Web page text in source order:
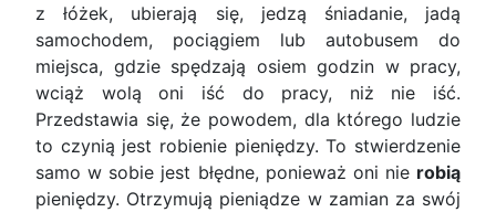
z łóżek, ubierają się, jedzą śniadanie, jadą
samochodem, pociągiem lub autobusem do
miejsca, gdzie spędzają osiem godzin w pracy,
wciąż wolą oni iść do pracy, niż nie iść.
Przedstawia się, że powodem, dla którego ludzie
to czynią jest robienie pieniędzy. To stwierdzenie
samo w sobie jest błędne, ponieważ oni nie robią
pieniędzy. Otrzymują pieniądze w zamian za swój